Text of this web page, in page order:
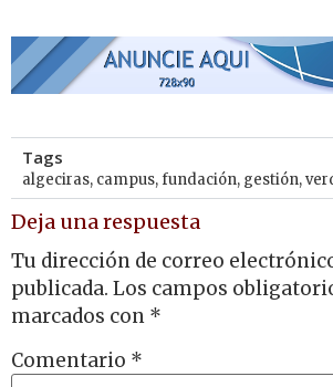
Tags
algeciras, campus,fundación, gestión,
Deja una respuesta
Tu dirección de correo
publicada. Los campos
marcados con *
Comentario *